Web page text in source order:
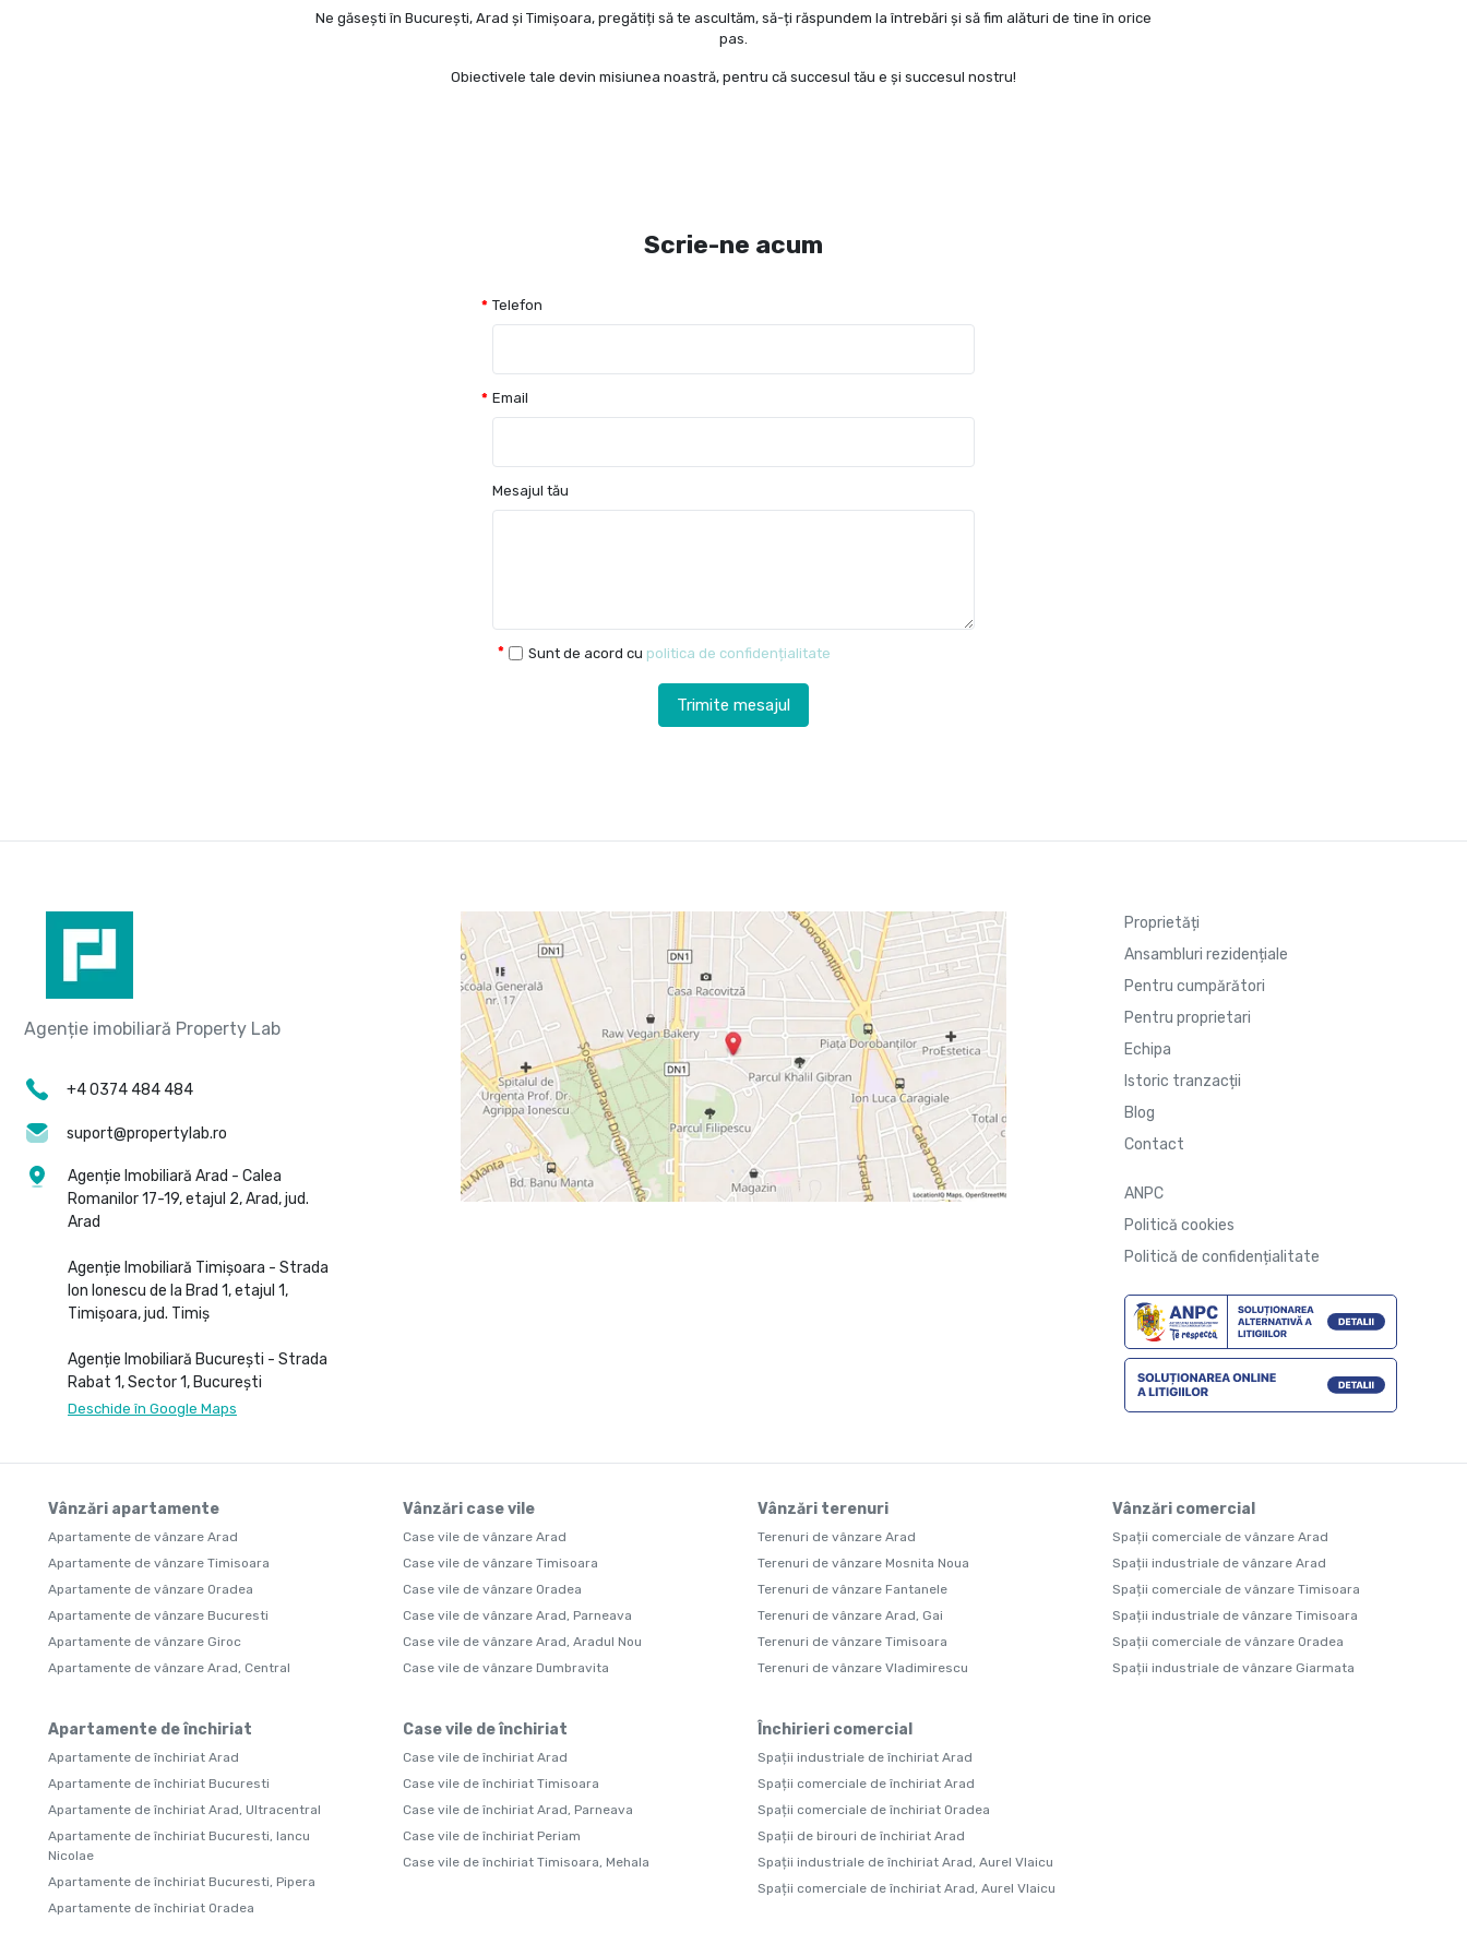
Ne găsești în București, Arad și Timișoara, pregătiți să te ascultăm, să-ți răspundem la întrebări și să fim alături de tine în orice
pas.
Obiectivele tale devin misiunea noastră, pentru că succesul tău e și succesul nostru!
Scrie-ne acum
Telefon
Email
Mesajul tău
Sunt de acord cu politica de confidențialitate
Trimite mesajul
+4 0374 484 484
suport@propertylab.ro
Agenție Imobiliară Arad - Calea
Romanilor 17-19, etajul 2, Arad, jud.
Arad
Agenție Imobiliară Timișoara - Strada
Ion Ionescu de la Brad 1, etajul 1,
Timișoara, jud. Timiș
Agenție Imobiliară București - Strada
Rabat 1, Sector 1, București
Deschide în Google Maps
Proprietăți
Ansambluri rezidențiale
Pentru cumpărători
Pentru proprietari
Echipa
Istoric tranzacții
Blog
Contact
ANPC
Politică cookies
Politică de confidențialitate
Vânzări apartamente
Apartamente de vânzare Arad
Apartamente de vânzare Timisoara
Apartamente de vânzare Oradea
Apartamente de vânzare Bucuresti
Apartamente de vânzare Giroc
Apartamente de vânzare Arad, Central
Vânzări case vile
Case vile de vânzare Arad
Case vile de vânzare Timisoara
Case vile de vânzare Oradea
Case vile de vânzare Arad, Parneava
Case vile de vânzare Arad, Aradul Nou
Case vile de vânzare Dumbravita
Vânzări terenuri
Terenuri de vânzare Arad
Terenuri de vânzare Mosnita Noua
Terenuri de vânzare Fantanele
Terenuri de vânzare Arad, Gai
Terenuri de vânzare Timisoara
Terenuri de vânzare Vladimirescu
Vânzări comercial
Spații comerciale de vânzare Arad
Spații industriale de vânzare Arad
Spații comerciale de vânzare Timisoara
Spații industriale de vânzare Timisoara
Spații comerciale de vânzare Oradea
Spații industriale de vânzare Giarmata
Apartamente de închiriat
Apartamente de închiriat Arad
Apartamente de închiriat Bucuresti
Apartamente de închiriat Arad, Ultracentral
Apartamente de închiriat Bucuresti, Iancu
Nicolae
Apartamente de închiriat Bucuresti, Pipera
Apartamente de închiriat Oradea
Case vile de închiriat
Case vile de închiriat Arad
Case vile de închiriat Timisoara
Case vile de închiriat Arad, Parneava
Case vile de închiriat Periam
Case vile de închiriat Timisoara, Mehala
Închirieri comercial
Spații industriale de închiriat Arad
Spații comerciale de închiriat Arad
Spații comerciale de închiriat Oradea
Spații de birouri de închiriat Arad
Spații industriale de închiriat Arad, Aurel Vlaicu
Spații comerciale de închiriat Arad, Aurel Vlaicu